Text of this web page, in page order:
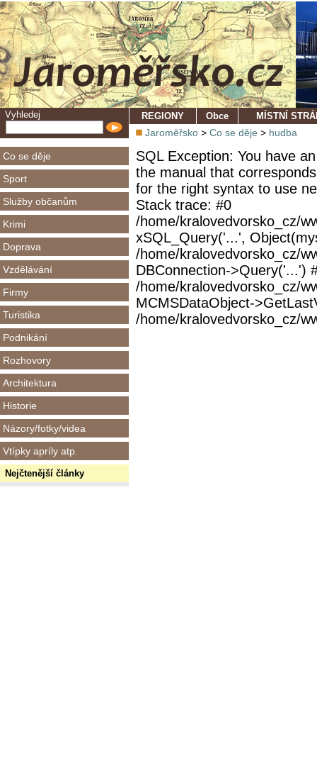
Vyhledej
Co se děje
Sport
Služby občanům
Krimi
Doprava
Vzdělávání
Firmy
Turistika
Podnikání
Rozhovory
Architektura
Historie
Názory/fotky/videa
Vtípky apríly atp.
Nejčtenější články
REGIONY Obce MÍSTNÍ
Jaroměřsko > Co se děje > hudba
SQL Exception: You have
the manual that
for the right syntax to use
Stack trace: #0
/home/kralovedvorsko_cz/
xSQL_Query('...',
/home/kralovedvorsko_cz/
DBConnection->Query('...')
/home/kralovedvorsko_cz/
MCMSDataObject-
/home/kralovedvorsko_cz/